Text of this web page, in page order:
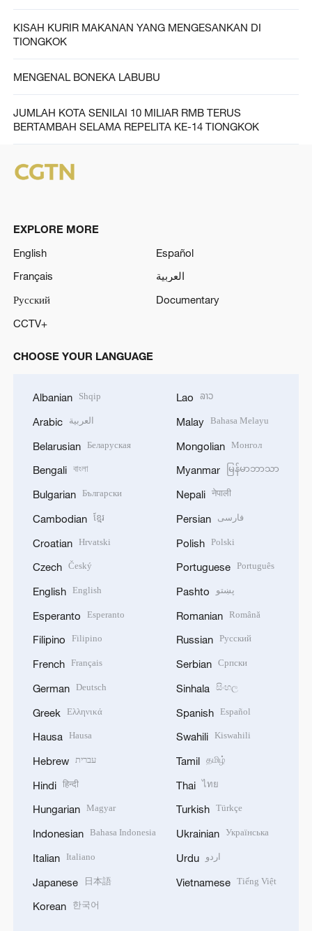
KISAH KURIR MAKANAN YANG MENGESANKAN DI
TIONGKOK
MENGENAL BONEKA LABUBU
JUMLAH KOTA SENILAI 10 MILIAR RMB TERUS
BERTAMBAH SELAMA REPELITA KE-14 TIONGKOK
EXPLORE MORE
English
Español
Français
العربية
Русский
Documentary
CCTV+
CHOOSE YOUR LANGUAGE
Albanian Shqip
Arabic العربية
Belarusian Беларуская
Bengali বাংলা
Bulgarian Български
Cambodian ខ្មែរ
Croatian Hrvatski
Czech Český
English English
Esperanto Esperanto
Filipino Filipino
French Français
German Deutsch
Greek Ελληνικά
Hausa Hausa
Hebrew עברית
Hindi हिन्दी
Hungarian Magyar
Indonesian Bahasa Indonesia
Italian Italiano
Japanese 日本語
Korean 한국어
Lao ລາວ
Malay Bahasa Melayu
Mongolian Монгол
Myanmar မြန်မာဘာသာ
Nepali नेपाली
Persian فارسی
Polish Polski
Portuguese Português
Pashto پښتو
Romanian Română
Russian Русский
Serbian Српски
Sinhala සිංහල
Spanish Español
Swahili Kiswahili
Tamil தமிழ்
Thai ไทย
Turkish Türkçe
Ukrainian Українська
Urdu اردو
Vietnamese Tiếng Việt